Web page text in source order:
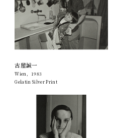
古屋誠一
Wien，1983
Gelatin Silver Print